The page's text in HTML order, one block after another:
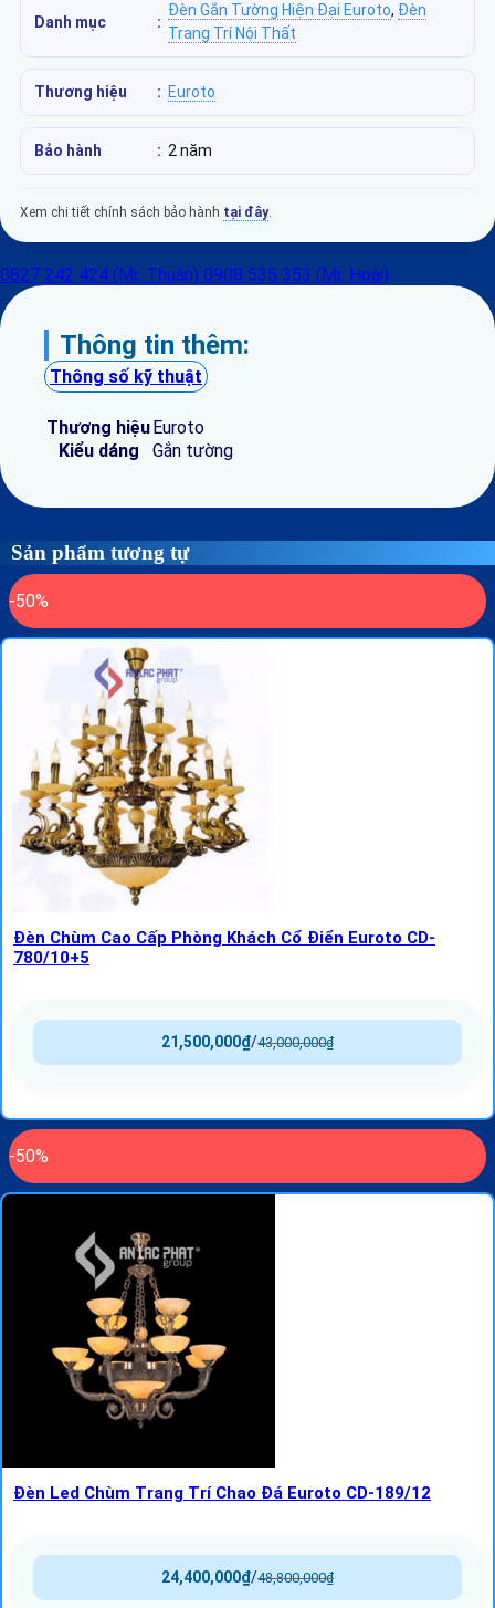
Danh mục :
Đèn Gắn Tường Hiện Đại Euroto, Đèn
Trang Trí Nội Thất
Thương hiệu : Euroto
Bảo hành : 2 năm
Xem chi tiết chính sách bảo hành tại đây.
0827 242 424 (Mr. Thuận) 0908 535 353 (Mr. Hoài)
Thông tin thêm:
Thông số kỹ thuật
Thương hiệuEuroto
Kiểu dáng
Gắn tường
Sản phẩm tương tự
-50%
Đèn Chùm Cao Cấp Phòng Khách Cổ Điển Euroto CD-
780/10+5
43,000,000₫
/
21,500,000₫
-50%
Đèn Led Chùm Trang Trí Chao Đá Euroto CD-189/12
48,800,000₫
/
24,400,000₫